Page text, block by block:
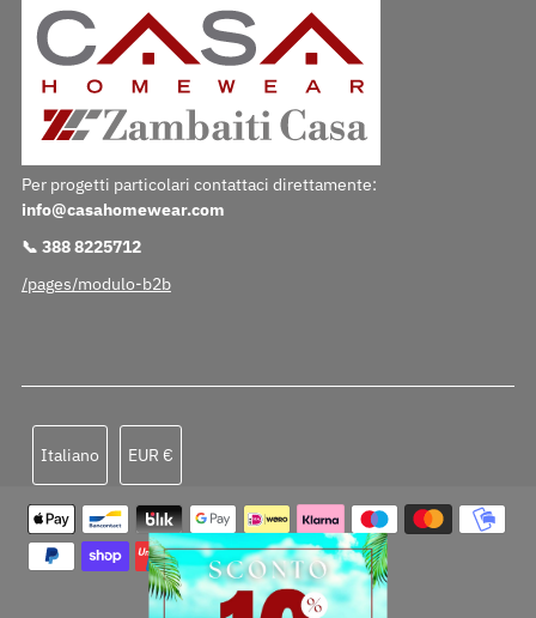
Per progetti particolari contattaci direttamente:
info@casahomewear.com
📞 388 8225712
/pages/modulo-b2b
Lingua
Italiano
Valuta
EUR €